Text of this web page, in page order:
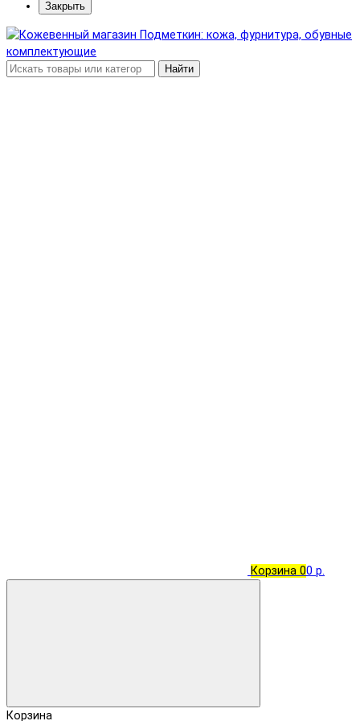
Закрыть
Найти
Корзина 00 р.
Корзина